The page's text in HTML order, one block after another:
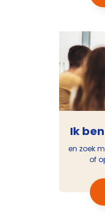
Ik
en zoek
of